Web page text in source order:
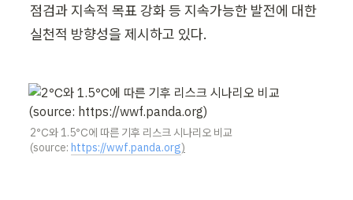
점검과 지속적 목표 강화 등 지속가능한 발전에 대한
실천적 방향성을 제시하고 있다.
2℃와 1.5℃에 따른 기후 리스크 시나리오 비교
(source: https://wwf.panda.org)